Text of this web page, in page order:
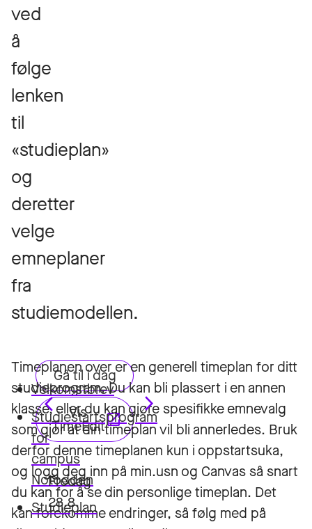
ved
å
følge
lenken
til
«studieplan»
og
deretter
velge
emneplaner
fra
studiemodellen.
Velkomstbrev
Studiestartsprogram
for
campus
Notodden
Studieplan
Timeplanen over er en generell timeplan for ditt
studieprogram. Du kan bli plassert i en annen
klasse, eller du kan gjøre spesifikke emnevalg
som gjør at din timeplan vil bli annerledes. Bruk
derfor denne timeplanen kun i oppstartsuka,
og logg deg inn på min.usn og Canvas så snart
du kan for å se din personlige timeplan. Det
kan forekomme endringer, så følg med på